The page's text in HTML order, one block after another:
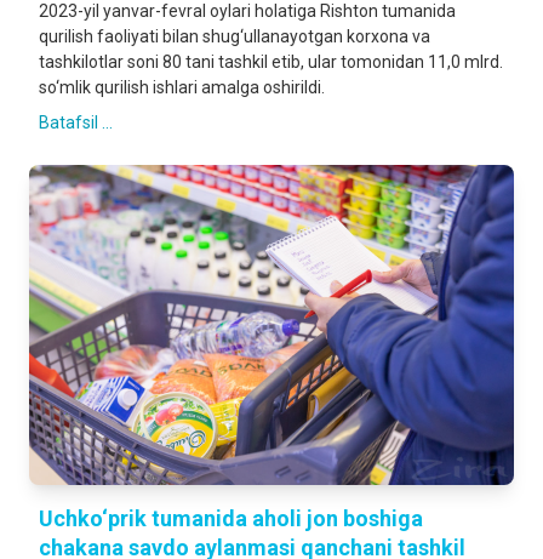
2023-yil yanvar-fevral oylari holatiga Rishton tumanida
qurilish faoliyati bilan shug‘ullanayotgan korxona va
tashkilotlar soni 80 tani tashkil etib, ular tomonidan 11,0 mlrd.
so‘mlik qurilish ishlari amalga oshirildi.
Batafsil ...
Uchko‘prik tumanida aholi jon boshiga
chakana savdo aylanmasi qanchani tashkil